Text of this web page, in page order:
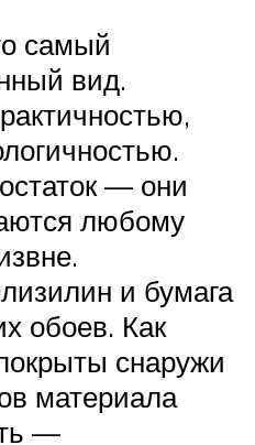
самый
вид.
— они
любому
и бумага
обоев. Как
снаружи
материала
—